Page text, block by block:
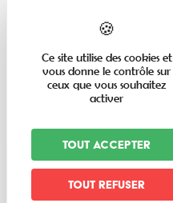
Calendrier
Ce site utilise des cookies et
vous donne le contrôle sur
ceux que vous souhaitez
activer
Tout accepter
Tout refuser